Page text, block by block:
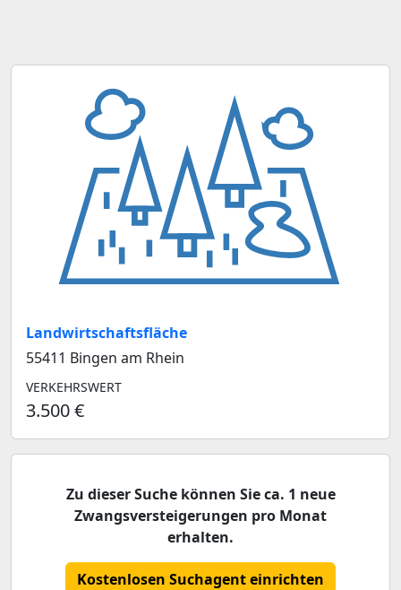
Landwirtschaftsfläche
55411 Bingen am Rhein
VERKEHRSWERT
3.500 €
Zu dieser Suche können Sie ca. 1 neue
Zwangsversteigerungen pro Monat
erhalten.
Kostenlosen Suchagent einrichten